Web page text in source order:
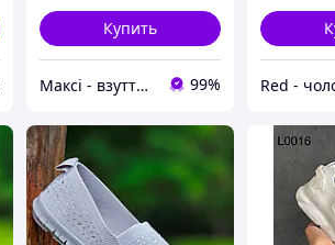
Купить
Максі - взуття зі знижками! 99%